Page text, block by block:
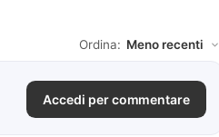
Ordina:
Accedi per commentare